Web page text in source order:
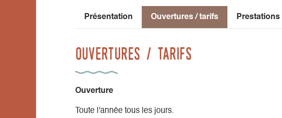
Présentation Ouvertures / tarifs Prestations
Ouvertures / tarifs
Ouverture
Toute l'année tous les jours.